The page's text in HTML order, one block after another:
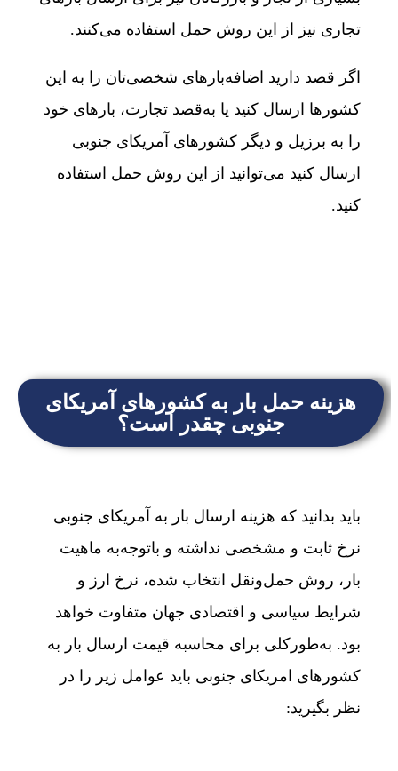
تجاری نیز از این روش حمل استفاده می‌کنند.
اگر قصد دارید اضافه‌بارهای شخصی‌تان را به این
کشورها ارسال کنید یا به‌قصد تجارت، بارهای خود
را به برزیل و دیگر کشورهای آمریکای جنوبی
ارسال کنید می‌توانید از این روش حمل استفاده
کنید.
هزینه حمل بار به کشورهای آمریکای
جنوبی چقدر است؟
باید بدانید که هزینه ارسال بار به آمریکای جنوبی
نرخ ثابت و مشخصی نداشته و باتوجه‌به ماهیت
بار، روش حمل‌ونقل انتخاب شده، نرخ ارز و
شرایط سیاسی و اقتصادی جهان متفاوت خواهد
بود. به‌طورکلی برای محاسبه قیمت ارسال بار به
کشورهای امریکای جنوبی باید عوامل زیر را در
نظر بگیرید: